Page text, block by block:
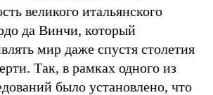
великого итальянского
да Винчи, который
мир даже спустя столетия
Так, в рамках одного из
было установлено, что